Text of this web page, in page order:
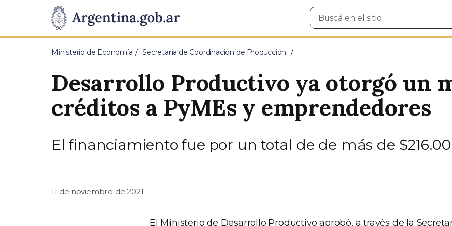
Presidencia
de
Pasar al contenido principal
Buscar
en
Ministerio de Economía Secretaría de Coordinación de Producción
Desarrollo Productivo ya otorgó un
créditos a PyMEs y emprendedores
El financiamiento fue por un total de de más de
11 de noviembre de 2021
El Ministerio de Desarrollo Productivo aprobó, a través de la